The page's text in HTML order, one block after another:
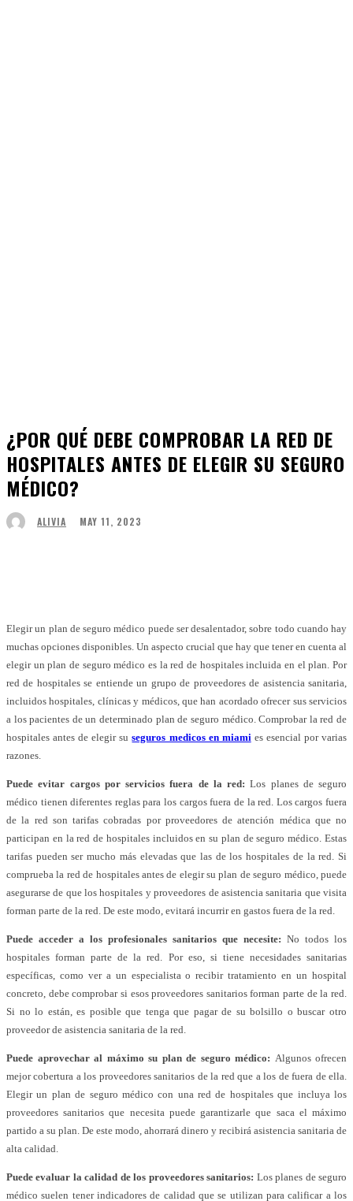
¿POR QUÉ DEBE COMPROBAR LA RED DE
HOSPITALES ANTES DE ELEGIR SU SEGURO
MÉDICO?
ALIVIA MAY 11, 2023
Elegir un plan de seguro médico puede ser desalentador, sobre todo cuando hay
muchas opciones disponibles. Un aspecto crucial que hay que tener en cuenta al
elegir un plan de seguro médico es la red de hospitales incluida en el plan. Por
red de hospitales se entiende un grupo de proveedores de asistencia sanitaria,
incluidos hospitales, clínicas y médicos, que han acordado ofrecer sus servicios
a los pacientes de un determinado plan de seguro médico. Comprobar la red de
hospitales antes de elegir suseguros medicos en miamies esencial por varias
razones.
Puede evitar cargos por servicios fuera de la red:Los planes de seguro
médico tienen diferentes reglas para los cargos fuera de la red. Los cargos fuera
de la red son tarifas cobradas por proveedores de atención médica que no
participan en la red de hospitales incluidos en su plan de seguro médico. Estas
tarifas pueden ser mucho más elevadas que las de los hospitales de la red. Si
comprueba la red de hospitales antes de elegir su plan de seguro médico, puede
asegurarse de que los hospitales y proveedores de asistencia sanitaria que visita
forman parte de la red. De este modo, evitará incurrir en gastos fuera de la red.
Puede acceder a los profesionales sanitarios que necesite: No todos los
hospitales forman parte de la red. Por eso, si tiene necesidades sanitarias
específicas, como ver a un especialista o recibir tratamiento en un hospital
concreto, debe comprobar si esos proveedores sanitarios forman parte de la red.
Si no lo están, es posible que tenga que pagar de su bolsillo o buscar otro
proveedor de asistencia sanitaria de la red.
Puede aprovechar al máximo su plan de seguro médico: Algunos ofrecen
mejor cobertura a los proveedores sanitarios de la red que a los de fuera de ella.
Elegir un plan de seguro médico con una red de hospitales que incluya los
proveedores sanitarios que necesita puede garantizarle que saca el máximo
partido a su plan. De este modo, ahorrará dinero y recibirá asistencia sanitaria de
alta calidad.
Puede evaluar la calidad de los proveedores sanitarios: Los planes de seguro
médico suelen tener indicadores de calidad que se utilizan para calificar a los